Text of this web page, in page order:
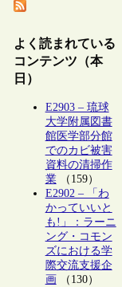
よく読まれている
コンテンツ（本
日）
E2903 – 琉球
大学附属図書
館医学部分館
でのカビ被害
資料の清掃作
業（159）
E2902 – 「わ
かっていいと
も!」：ラーニ
ング・コモン
ズにおける学
際交流支援企
画 （130）